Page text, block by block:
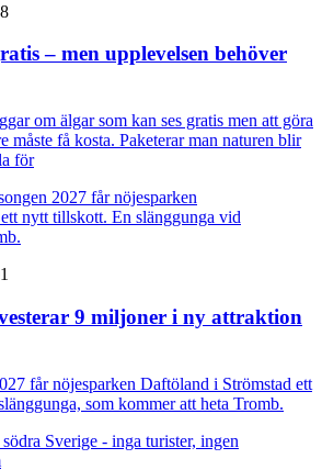
– men upplevelsen behöver
om älgar som kan ses gratis men att göra
måste få kosta. Paketerar man naturen blir
för
9 miljoner i ny attraktion
får nöjesparken Daftöland i Strömstad ett
som kommer att heta Tromb.